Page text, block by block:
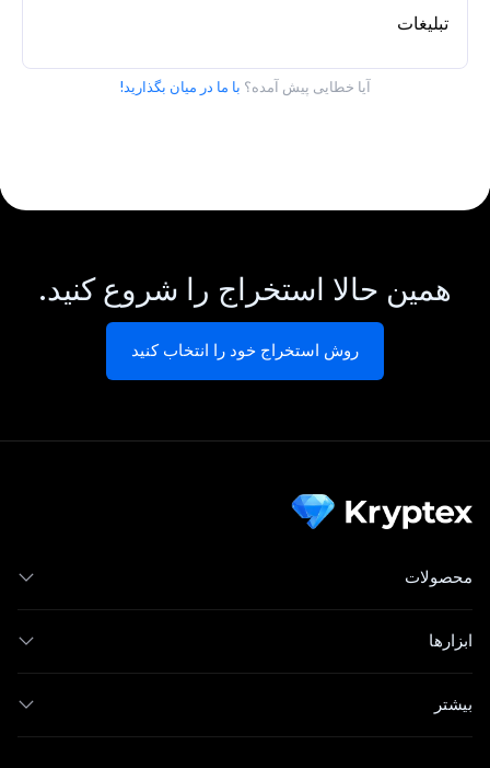
تبلیغات
آیا خطایی پیش آمده؟ با ما در میان بگذارید!
همین حالا استخراج را شروع کنید.
روش استخراج خود را انتخاب کنید
محصولات
ابزارها
بیشتر